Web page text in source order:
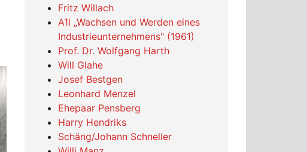
Fritz Willach
A1l „Wachsen und Werden eines
Industrieunternehmens" (1961)
Prof. Dr. Wolfgang Harth
Will Glahe
Josef Bestgen
Leonhard Menzel
Ehepaar Pensberg
Harry Hendriks
Schäng/Johann Schneller